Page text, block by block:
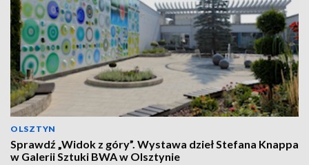
OLSZTYN
Sprawdź „Widok z góry”. Wystawa dzieł Stefana Knappa
w Galerii Sztuki BWA w Olsztynie